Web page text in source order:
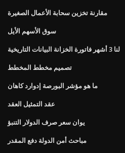
مقارنة تخزين سحابة الأعمال الصغيرة
سوق الأسهم الأيل
لنا 3 أشهر فاتورة الخزانة البيانات التاريخية
تصميم مخطط المخطط
ما هو مؤشر البورصة إدوارد كاهان
عقد التمثيل العقد
يوان سعر صرف الدولار التنبؤ
مباحث أمن الدولة دفع المقدر